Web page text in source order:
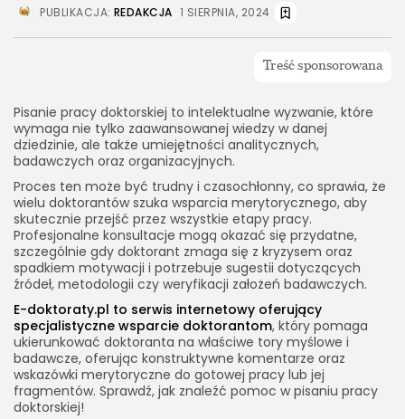
PUBLIKACJA: REDAKCJA 1 SIERPNIA, 2024
Pisanie pracy doktorskiej to intelektualne wyzwanie, które
wymaga nie tylko zaawansowanej wiedzy w danej
dziedzinie, ale także umiejętności analitycznych,
badawczych oraz organizacyjnych.
Proces ten może być trudny i czasochłonny, co sprawia, że
wielu doktorantów szuka wsparcia merytorycznego, aby
skutecznie przejść przez wszystkie etapy pracy.
Profesjonalne konsultacje mogą okazać się przydatne,
szczególnie gdy doktorant zmaga się z kryzysem oraz
spadkiem motywacji i potrzebuje sugestii dotyczących
źródeł, metodologii czy weryfikacji założeń badawczych.
E-doktoraty.pl to serwis internetowy oferujący
specjalistyczne wsparcie doktorantom, który pomaga
ukierunkować doktoranta na właściwe tory myślowe i
badawcze, oferując konstruktywne komentarze oraz
wskazówki merytoryczne do gotowej pracy lub jej
fragmentów. Sprawdź, jak znaleźć pomoc w pisaniu pracy
doktorskiej!